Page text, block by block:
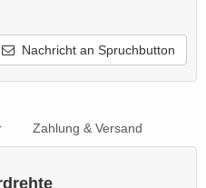
Nachricht an Spruchbutton
Zahlung & Versand